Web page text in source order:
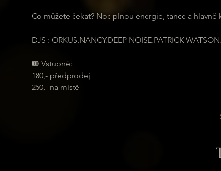
Co můžete čekat? Noc plnou energie, tance a
DJS : ORKUS,NANCY,DEEP NOISE,PATRICK
🎟 Vstupné:
180,- předprodej
250,- na místě